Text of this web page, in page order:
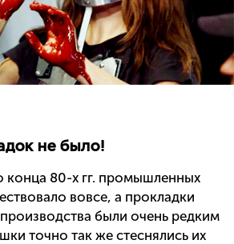
не было!
конца 80-х гг. промышленных
вовсе, а прокладки
были очень редким
точно так же стеснялись их